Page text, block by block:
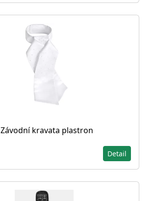
Závodní kravata plastron
Detail